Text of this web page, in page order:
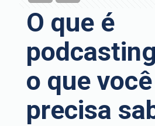
O que é
o que você
precisa